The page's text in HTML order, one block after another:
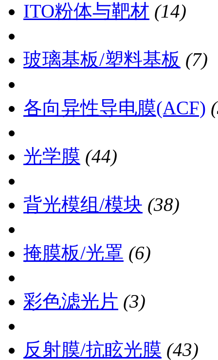
ITO粉体与靶材 (14)
玻璃基板/塑料基板 (7)
各向异性导电膜(ACF)
光学膜 (44)
背光模组/模块 (38)
掩膜板/光罩 (6)
彩色滤光片 (3)
反射膜/抗眩光膜 (43)